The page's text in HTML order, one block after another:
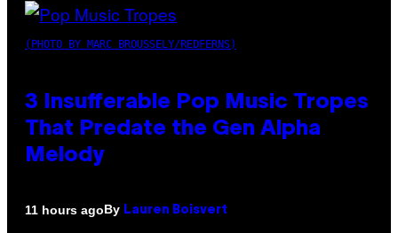
(PHOTO BY MARC BROUSSELY/REDFERNS)
3 Insufferable Pop Music Tropes
That Predate the Gen Alpha
Melody
11 hours agoBy Lauren Boisvert